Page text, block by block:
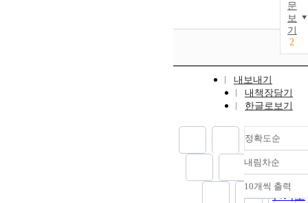
문
보
기
2
내보내기
내책장담기
한글로보기
정확도순
정확도
순
인기도
내림차순
내림차
10개씩 출력